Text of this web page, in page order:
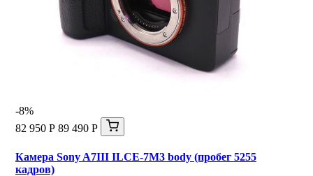
-8%
82 950 Р 89 490 Р
Камера Sony A7III ILCE-7M3 body (пробег 5255
кадров)